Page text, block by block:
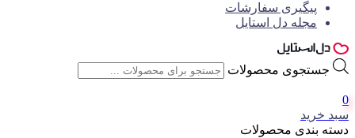
پیگیری سفارشات
مجله دل استایل
جستجوی محصولات
0
سبد خرید
دسته بندی محصولات